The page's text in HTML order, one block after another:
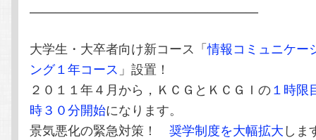
——————————————————
大学生・大卒者向け新コース「情報コミュニケ
ング１年コース 」設置！
２０１１年４月から，ＫＣＧとＫＣＧＩの１時限
時３０分開始になります。
景気悪化の緊急対策！奨学制度を大幅拡大し